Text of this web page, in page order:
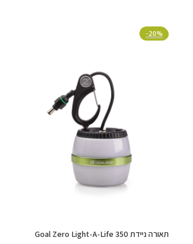
-20%
תאורה ניידת Goal Zero Light-A-Life 350